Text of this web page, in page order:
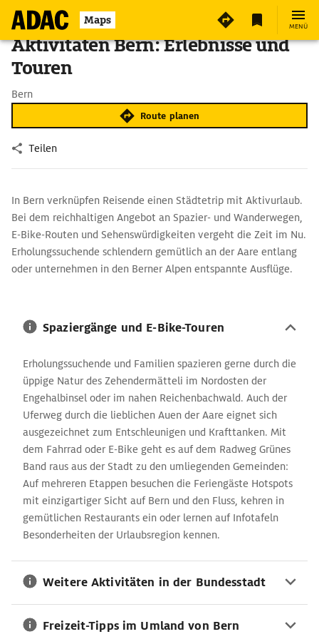
Maps MENÜ
Aktivitäten Bern: Erlebnisse und
Touren
Bern
Route planen
Teilen
In Bern verknüpfen Reisende einen Städtetrip mit Aktivurlaub.
Bei dem reichhaltigen Angebot an Spazier- und Wanderwegen,
E-Bike-Routen und Sehenswürdigkeiten vergeht die Zeit im Nu.
Erholungssuchende schlendern gemütlich an der Aare entlang
oder unternehmen in den Berner Alpen entspannte Ausflüge.
entdecken auf Besichtigungstouren in der Schweizer
Hauptstadt und in der Umgebung jeden Tag neue Abenteuer.
Spaziergänge und E-Bike-Touren
Erholungssuchende und Familien spazieren gerne durch die
üppige Natur des Zehendermätteli im Nordosten der
Engehalbinsel oder im nahen Reichenbachwald. Auch der
Uferweg durch die lieblichen Auen der Aare eignet sich
ausgezeichnet zum Entschleunigen und Krafttanken. Mit
dem Fahrrad oder E-Bike geht es auf dem Radweg Grünes
Band raus aus der Stadt zu den umliegenden Gemeinden:
Auf mehreren Etappen besuchen die Feriengäste Hotspots
mit einzigartiger Sicht auf Bern und den Fluss, kehren in
gemütlichen Restaurants ein oder lernen auf Infotafeln
Besonderheiten der Urlaubsregion kennen.
Weitere Aktivitäten in der Bundesstadt
Freizeit-Tipps im Umland von Bern